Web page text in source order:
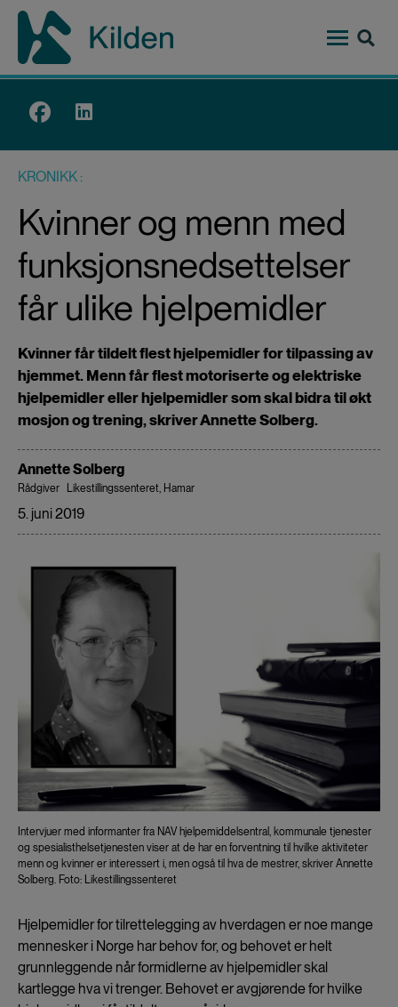
Hopp
hovedinnhold
Top
KRONIKK
Kvinner og menn med
funksjonsnedsettelser
får ulike hjelpemidler
Kvinner får tildelt flest hjelpemidler for tilpassing av
hjemmet. Menn får flest motoriserte og elektriske
hjelpemidler eller hjelpemidler som skal bidra til økt
mosjon og trening, skriver Annette Solberg.
Annette Solberg
Rådgiver Likestillingssenteret, Hamar
5. juni 2019
Intervjuer med informanter fra NAV hjelpemiddelsentral, kommunale tjenester
og spesialisthelsetjenesten viser at de har en forventning til hvilke aktiviteter
menn og kvinner er interessert i, men også til hva de mestrer, skriver Annette
Solberg. Foto: Likestillingssenteret
Hjelpemidler for tilrettelegging av hverdagen er noe mange
mennesker i Norge har behov for, og behovet er helt
grunnleggende når formidlerne av hjelpemidler skal
kartlegge hva vi trenger. Behovet er avgjørende for hvilke